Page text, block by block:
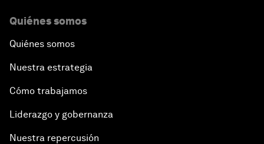
Quiénes somos
Quiénes somos
Nuestra estrategia
Cómo trabajamos
Liderazgo y gobernanza
Nuestra repercusión